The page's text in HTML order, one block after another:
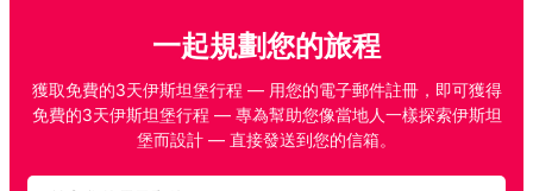
一起規劃您的旅程
獲取免費的3天伊斯坦堡行程 — 用您的電子郵件註冊，即可獲得
免費的3天伊斯坦堡行程 — 專為幫助您像當地人一樣探索伊斯坦
堡而設計 — 直接發送到您的信箱。